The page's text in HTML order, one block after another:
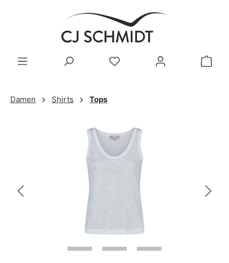
Zum Hauptinhalt springen
Damen Shirts Tops
Bildergalerie überspringen